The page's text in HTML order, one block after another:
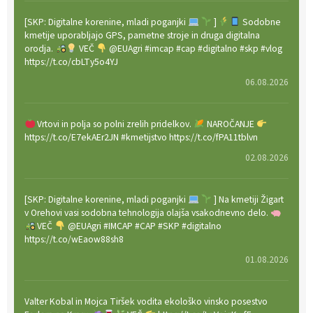
[SKP: Digitalne korenine, mladi poganjki ]
Sodobne
kmetije uporabljajo GPS, pametne stroje in druga digitalna
orodja.
VEČ
@EUAgri #imcap #cap #digitalno #skp #vlog
https://t.co/cbLTy5o4YJ
06.08.2026
Vrtovi in polja so polni zrelih pridelkov.
NAROČANJE
https://t.co/E7ekAEr2JN #kmetijstvo https://t.co/fPA11tblvn
02.08.2026
[SKP: Digitalne korenine, mladi poganjki
] Na kmetiji Žigart
v Orehovi vasi sodobna tehnologija olajša vsakodnevno delo.
VEČ
@EUAgri #IMCAP #CAP #SKP #digitalno
https://t.co/wEaow88sh8
01.08.2026
Valter Kobal in Mojca Tiršek vodita ekološko vinsko posestvo